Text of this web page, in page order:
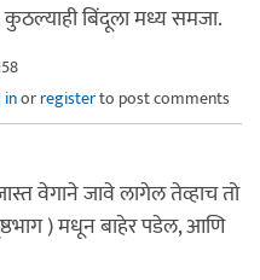
बिंदूला मध्य समजा.
inorregisterto post comments
वेगाने जावे लागेल तेव्हाच तो
) मधून बाहेर पडेल, आणि